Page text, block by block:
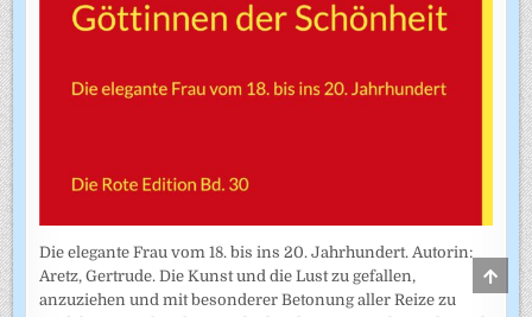
Die elegante Frau vom 18. bis ins 20. Jahrhundert. Autorin:
Aretz, Gertrude. Die Kunst und die Lust zu gefallen,
anzuziehen und mit besonderer Betonung aller Reize zu
TO
TOP